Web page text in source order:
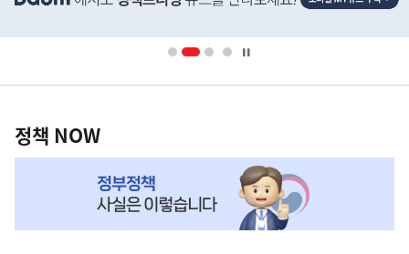
영
책
NOW,
정책 NOW